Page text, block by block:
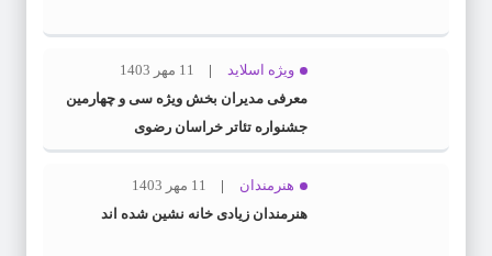
ویژه اسلاید
11 مهر 1403
معرفی مدیران بخش ویژه سی و چهارمین
جشنواره تئاتر خراسان رضوی
هنرمندان
11 مهر 1403
هنرمندان زیادی خانه نشین شده اند